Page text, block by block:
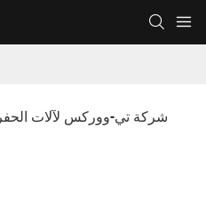
شركة تي-ووركس لآلات